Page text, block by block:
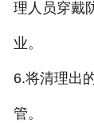
理人员穿戴
业。
6.将清理出
管。